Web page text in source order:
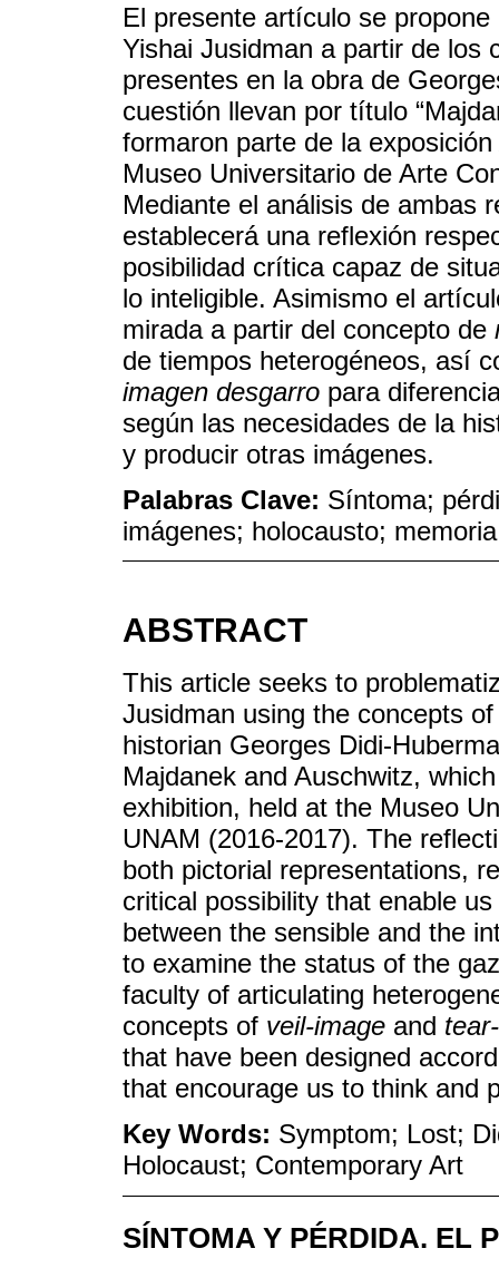
El presente artículo se
Yishai Jusidman a partir de los
presentes en la obra de
cuestión llevan por título
formaron parte de la exposición
Museo Universitario de Arte
Mediante el análisis de ambas
establecerá una reflexión
posibilidad crítica capaz de
lo inteligible. Asimismo el
mirada a partir del concepto de
de tiempos heterogéneos, así
imagen desgarro para
según las necesidades de la
y producir otras imágenes.
Palabras Clave: Síntoma;
imágenes; holocausto;
ABSTRACT
This article seeks to
Jusidman using the concepts
historian Georges Didi-
Majdanek and Auschwitz,
exhibition, held at the Museo
UNAM (2016-2017). The
both pictorial representations,
critical possibility that enable
between the sensible and the
to examine the status of the
faculty of articulating
concepts of veil-image and
that have been designed
that encourage us to think and
Key Words: Symptom; Lost;
Holocaust; Contemporary Art
SÍNTOMA Y PÉRDIDA. EL